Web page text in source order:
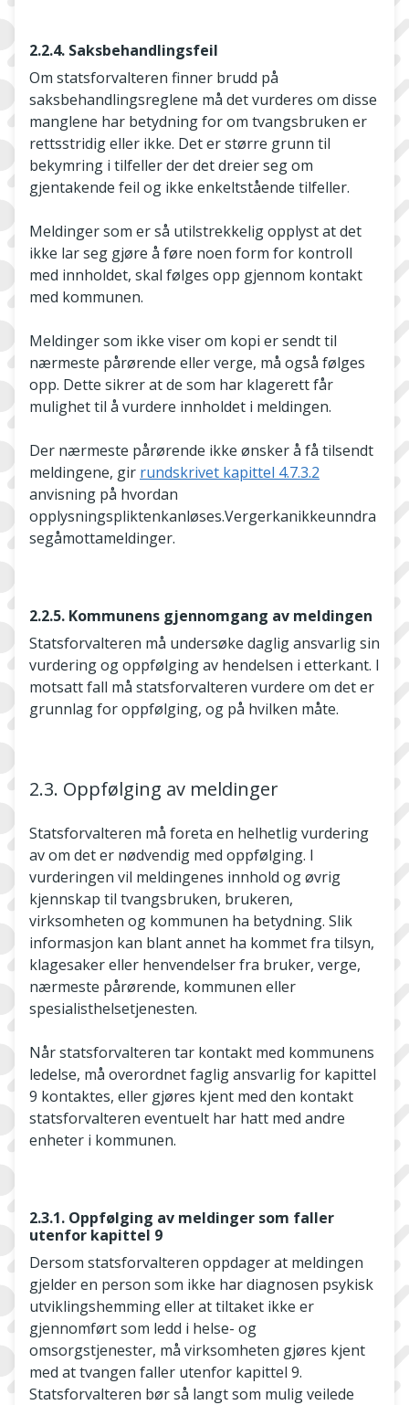
2.2.4. Saksbehandlingsfeil
Om statsforvalteren finner brudd på
saksbehandlingsreglene må det vurderes om disse
manglene har betydning for om tvangsbruken er
rettsstridig eller ikke. Det er større grunn til
bekymring i tilfeller der det dreier seg om
gjentakende feil og ikke enkeltstående tilfeller.
Meldinger som er så utilstrekkelig opplyst at det
ikke lar seg gjøre å føre noen form for kontroll
med innholdet, skal følges opp gjennom kontakt
med kommunen.
Meldinger som ikke viser om kopi er sendt til
nærmeste pårørende eller verge, må også følges
opp. Dette sikrer at de som har klagerett får
mulighet til å vurdere innholdet i meldingen.
Der nærmeste pårørende ikke ønsker å få tilsendt
meldingene, gir rundskrivet kapittel 4.7.3.2
anvisning på hvordan
opplysningspliktenkanløses.Vergerkanikkeunndra
segåmottameldinger.
2.2.5. Kommunens gjennomgang av meldingen
Statsforvalteren må undersøke daglig ansvarlig sin
vurdering og oppfølging av hendelsen i etterkant. I
motsatt fall må statsforvalteren vurdere om det er
grunnlag for oppfølging, og på hvilken måte.
2.3. Oppfølging av meldinger
Statsforvalteren må foreta en helhetlig vurdering
av om det er nødvendig med oppfølging. I
vurderingen vil meldingenes innhold og øvrig
kjennskap til tvangsbruken, brukeren,
virksomheten og kommunen ha betydning. Slik
informasjon kan blant annet ha kommet fra tilsyn,
klagesaker eller henvendelser fra bruker, verge,
nærmeste pårørende, kommunen eller
spesialisthelsetjenesten.
Når statsforvalteren tar kontakt med kommunens
ledelse, må overordnet faglig ansvarlig for kapittel
9 kontaktes, eller gjøres kjent med den kontakt
statsforvalteren eventuelt har hatt med andre
enheter i kommunen.
2.3.1. Oppfølging av meldinger som faller
utenfor kapittel 9
Dersom statsforvalteren oppdager at meldingen
gjelder en person som ikke har diagnosen psykisk
utviklingshemming eller at tiltaket ikke er
gjennomført som ledd i helse- og
omsorgstjenester, må virksomheten gjøres kjent
med at tvangen faller utenfor kapittel 9.
Statsforvalteren bør så langt som mulig veilede